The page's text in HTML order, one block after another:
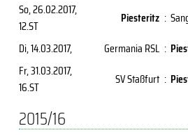
So, 26.02.2017,
12.ST
Piesteritz :
Di, 14.03.2017, Germania RSL :
Fr, 31.03.2017,
16.ST
SV Staßfurt :
2015/16